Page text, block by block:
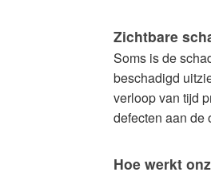
Zichtbare
Soms is de
beschadigd
verloop van tijd
defecten aan de
Hoe werkt